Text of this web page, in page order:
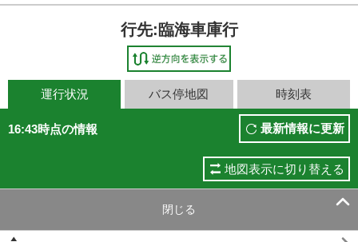
行先:臨海車庫行
運行状況 バス停地図 時刻表
16:43時点の情報 最新情報に更新
地図表示に切り替える
閉じる 